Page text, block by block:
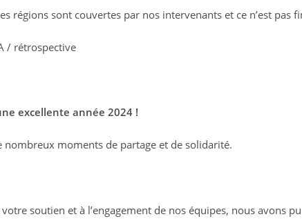
régions sont couvertes par nos intervenants et ce n’est pas
/ rétrospective
excellente année 2024 !
moments de partage et de solidarité.
soutien et à l’engagement de nos équipes, nous avons